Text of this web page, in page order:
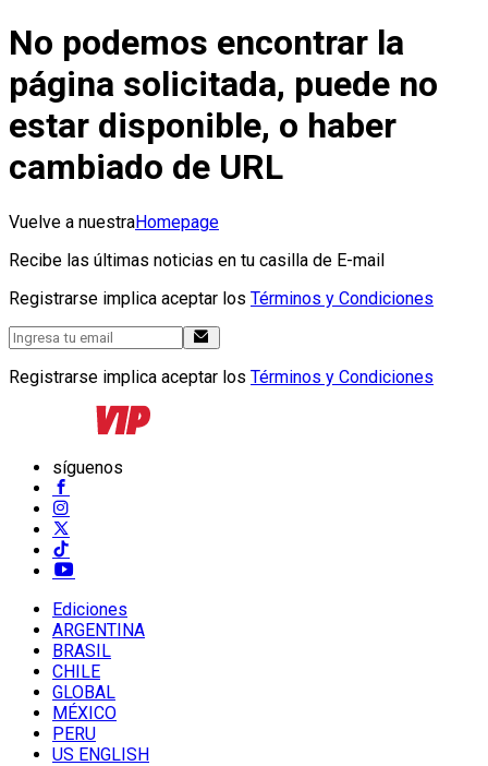
No podemos encontrar la
página solicitada, puede no
estar disponible, o haber
cambiado de URL
Vuelve a nuestraHomepage
Recibe las últimas noticias en tu casilla de E-mail
Registrarse implica aceptar los Términos y Condiciones
Registrarse implica aceptar los Términos y Condiciones
síguenos
Ediciones
ARGENTINA
BRASIL
CHILE
GLOBAL
MÉXICO
PERU
US ENGLISH